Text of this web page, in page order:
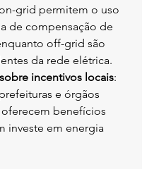
grid permitem o uso
de compensação de
off-grid são
da rede elétrica.
incentivos locais:
e órgãos
benefícios
investe em energia